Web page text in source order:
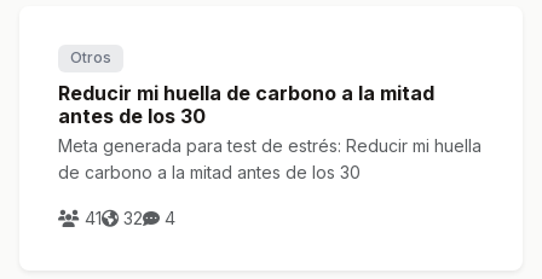
Otros
Reducir mi huella de carbono a la mitad
antes de los 30
Meta generada para test de estrés: Reducir mi huella
de carbono a la mitad antes de los 30
41 32 4